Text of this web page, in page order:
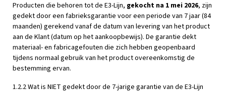
Producten die behoren tot de E3-Lijn, gekocht na 1 mei 2026, zijn
gedekt door een fabrieksgarantie voor een periode van 7 jaar (84
maanden) gerekend vanaf de datum van levering van het product
aan de Klant (datum op het aankoopbewijs). De garantie dekt
materiaal- en fabricagefouten die zich hebben geopenbaard
tijdens normaal gebruik van het product overeenkomstig de
bestemming ervan.
1.2.2 Wat is NIET gedekt door de 7-jarige garantie van de E3-Lijn